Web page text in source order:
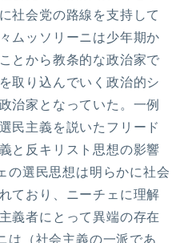
社会党の路線を支持して
ムッソリーニは少年期か
とから教条的な政治家で
取り込んでいく政治的シ
治家となっていた。一例
民主義を説いたフリード
と反キリスト思想の影響
の選民思想は明らかに社会
ており、ニーチェに理解
義者にとって異端の存在
は（社会主義の一派であ